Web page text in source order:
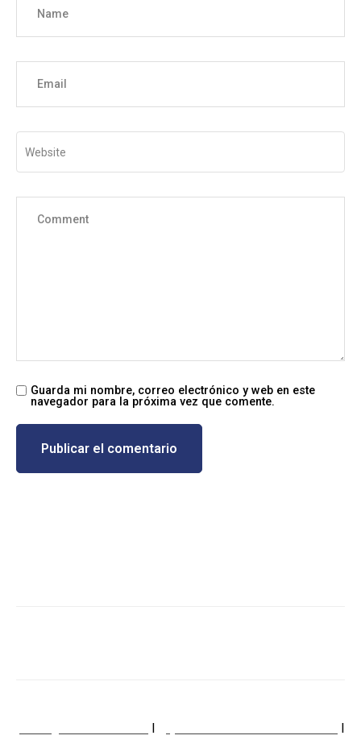
Guarda mi nombre, correo electrónico y web en este
navegador para la próxima vez que comente.
I
I